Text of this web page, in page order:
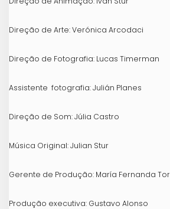
Direção de Arte: Verónica Arcodaci
Direção de Fotografia: Lucas Timerman
Assistente fotografia: Julián Planes
Direção de Som: Júlia Castro
Música Original: Julian Stur
Gerente de Produção: María Fernanda
Produção executiva: Gustavo Alonso